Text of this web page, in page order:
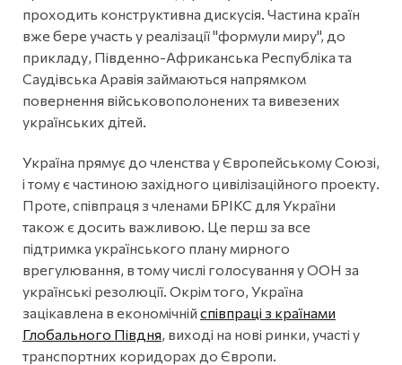
проходить конструктивна дискусія. Частина країн
вже бере участь у реалізації "формули миру", до
прикладу, Південно-Африканська Республіка та
Саудівська Аравія займаються напрямком
повернення військовополонених та вивезених
українських дітей.
Україна прямує до членства у Європейському Союзі,
і тому є частиною західного цивілізаційного проекту.
Проте, співпраця з членами БРІКС для України
також є досить важливою. Це перш за все
підтримка українського плану мирного
врегулювання, в тому числі голосування у ООН за
українські резолюції. Окрім того, Україна
зацікавлена в економічній співпраці з країнами
Глобального Півдня, виході на нові ринки, участі у
транспортних коридорах до Європи.